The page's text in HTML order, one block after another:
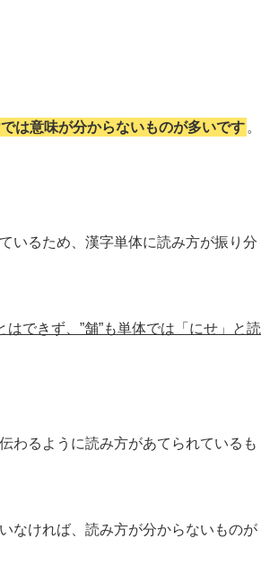
は意味が分からないものが多いです 。
いるため、漢字単体に読み方が振り分
できず、”舗”も単体では「にせ」と読
わるように読み方があてられているも
なければ、読み方が分からないものが